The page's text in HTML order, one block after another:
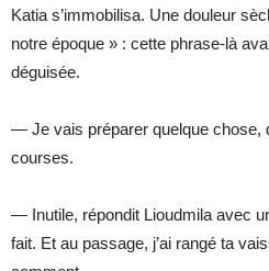
Katia s’immobilisa. Une douleur
notre époque » : cette phrase-là
déguisée.
— Je vais préparer quelque chose,
courses.
— Inutile, répondit Lioudmila avec
fait. Et au passage, j’ai rangé ta